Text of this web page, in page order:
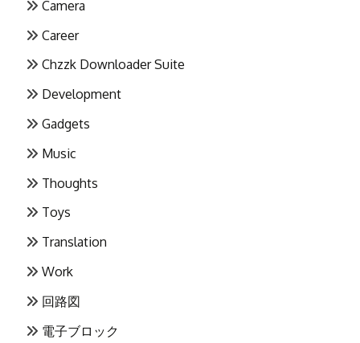
Camera
Career
Chzzk Downloader Suite
Development
Gadgets
Music
Thoughts
Toys
Translation
Work
回路図
電子ブロック